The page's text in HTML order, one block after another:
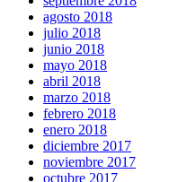
agosto 2018
julio 2018
junio 2018
mayo 2018
abril 2018
marzo 2018
febrero 2018
enero 2018
diciembre 2017
noviembre 2017
octubre 2017